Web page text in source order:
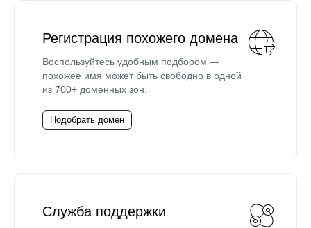
Регистрация похожего домена
Воспользуйтесь удобным подбором —
похожее имя может быть свободно в одной
из 700+ доменных зон.
Подобрать домен
Служба поддержки